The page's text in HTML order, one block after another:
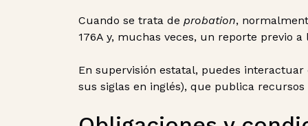
Cuando se trata de probation,
176A y, muchas veces, un reporte previo a
En supervisión estatal, puedes
sus siglas en inglés), que publica